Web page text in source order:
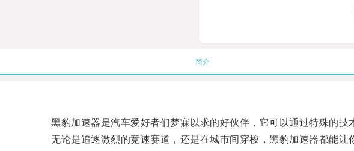
简介
黑豹加速器是汽车爱好者们梦寐以求的好伙伴，它可以通过特殊的技
无论是追逐激烈的竞速赛道，还是在城市间穿梭，黑豹加速器都能让